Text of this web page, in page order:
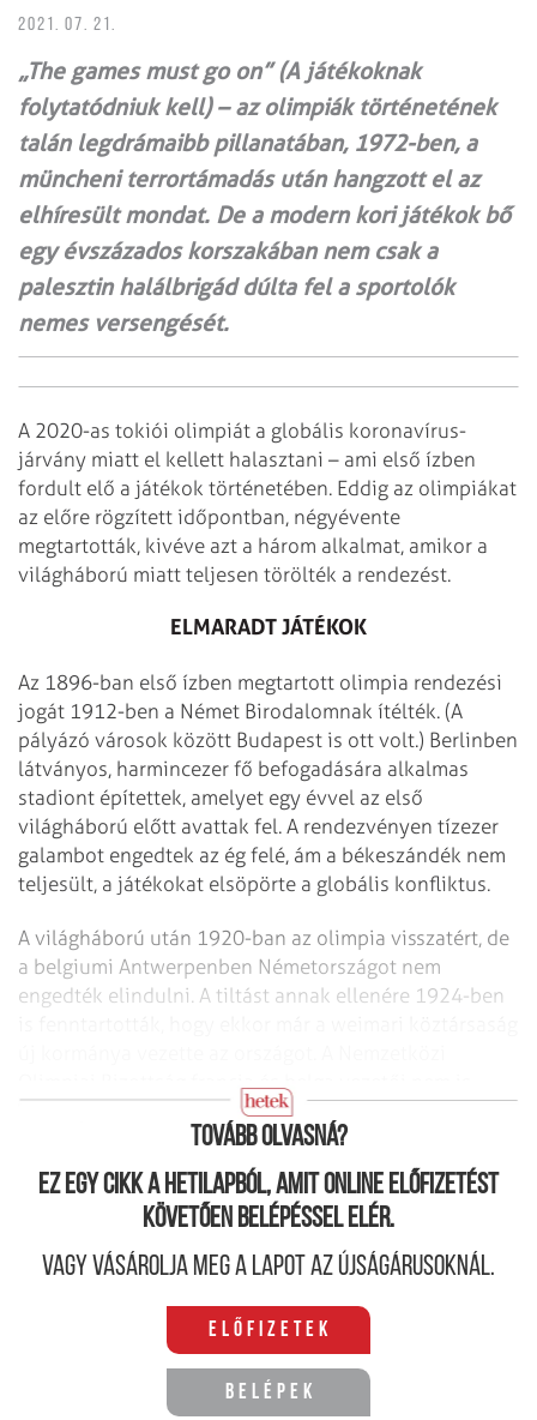
2021. 07. 21.
„The games must go on” (A játékoknak
folytatódniuk kell) – az olimpiák történetének
talán legdrámaibb pillanatában, 1972-ben, a
müncheni terrortámadás után hangzott el az
elhíresült mondat. De a modern kori játékok bő
egy évszázados korszakában nem csak a
palesztin halálbrigád dúlta fel a sportolók
nemes versengését.
A 2020-as tokiói olimpiát a globális koronavírus-
járvány miatt el kellett halasztani – ami első ízben
fordult elő a játékok történetében. Eddig az olimpiákat
az előre rögzített időpontban, négyévente
megtartották, kivéve azt a három alkalmat, amikor a
világháború miatt teljesen törölték a rendezést.
ELMARADT JÁTÉKOK
Az 1896-ban első ízben megtartott olimpia rendezési
jogát 1912-ben a Német Birodalomnak ítélték. (A
pályázó városok között Budapest is ott volt.) Berlinben
látványos, harmincezer fő befogadására alkalmas
stadiont építettek, amelyet egy évvel az első
világháború előtt avattak fel. A rendezvényen tízezer
galambot engedtek az ég felé, ám a békeszándék nem
teljesült, a játékokat elsöpörte a globális konfliktus.
A világháború után 1920-ban az olimpia visszatért, de
a belgiumi Antwerpenben Németországot nem
engedték elindulni. A tiltást annak ellenére 1924-ben
titkolt politikai büntetésnek szánták a kizárást.
Tovább olvasná?
Ez egy cikk a hetilapból, amit online előfizetést
követően belépéssel elér.
Vagy vásárolja meg a lapot az újságárusoknál.
Előfizetek
Belépek